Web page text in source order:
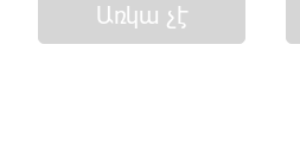
Առկա չէ